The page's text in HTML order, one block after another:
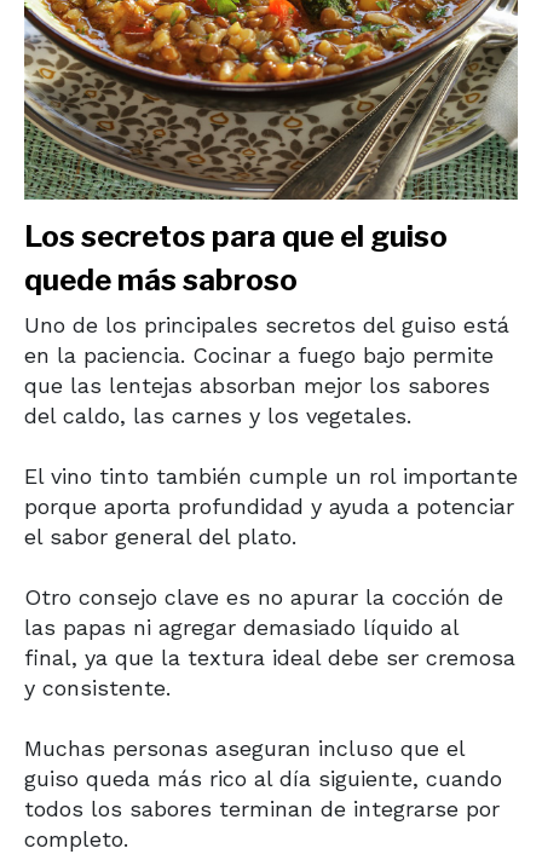
Los secretos para que el guiso
quede más sabroso
Uno de los principales secretos del guiso está
en la paciencia. Cocinar a fuego bajo permite
que las lentejas absorban mejor los sabores
del caldo, las carnes y los vegetales.
El vino tinto también cumple un rol importante
porque aporta profundidad y ayuda a potenciar
el sabor general del plato.
Otro consejo clave es no apurar la cocción de
las papas ni agregar demasiado líquido al
final, ya que la textura ideal debe ser cremosa
y consistente.
Muchas personas aseguran incluso que el
guiso queda más rico al día siguiente, cuando
todos los sabores terminan de integrarse por
completo.